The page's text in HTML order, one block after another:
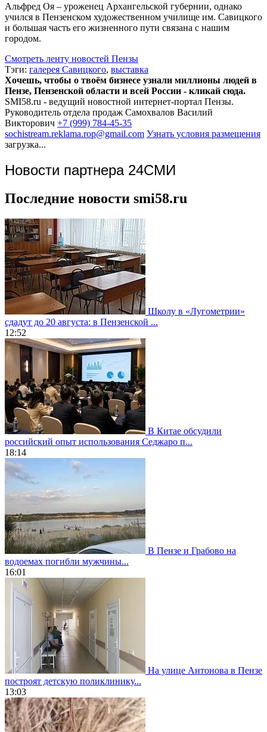
Альфред Оя – уроженец Архангельской губернии, однако
учился в Пензенском художественном училище им. Савицкого
и большая часть его жизненного пути связана с нашим
городом.
Смотреть ленту новостей Пензы
Тэги: галерея Савицкого, выставка
Хочешь, чтобы о твоём бизнесе узнали миллионы людей в
Пензе, Пензенской области и всей России - кликай сюда.
SMI58.ru - ведущий новостной интернет-портал Пензы.
Руководитель отдела продаж Самохвалов Василий
Викторович +7 (999) 784-45-35
sochistream.reklama.rop@gmail.com Узнать условия размещения
загрузка...
Новости партнера 24СМИ
Последние новости smi58.ru
Школу в «Лугометрии»
сдадут до 20 августа: в Пензенской ...
12:52
В Китае обсудили
российский опыт использования Седжаро п...
18:14
В Пензе и Грабово на
водоемах погибли мужчины...
16:01
На улице Антонова в Пензе
построят детскую поликлинику...
13:03